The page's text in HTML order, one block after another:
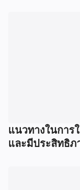
แนวทางในการ
และมีประสิทธิภ